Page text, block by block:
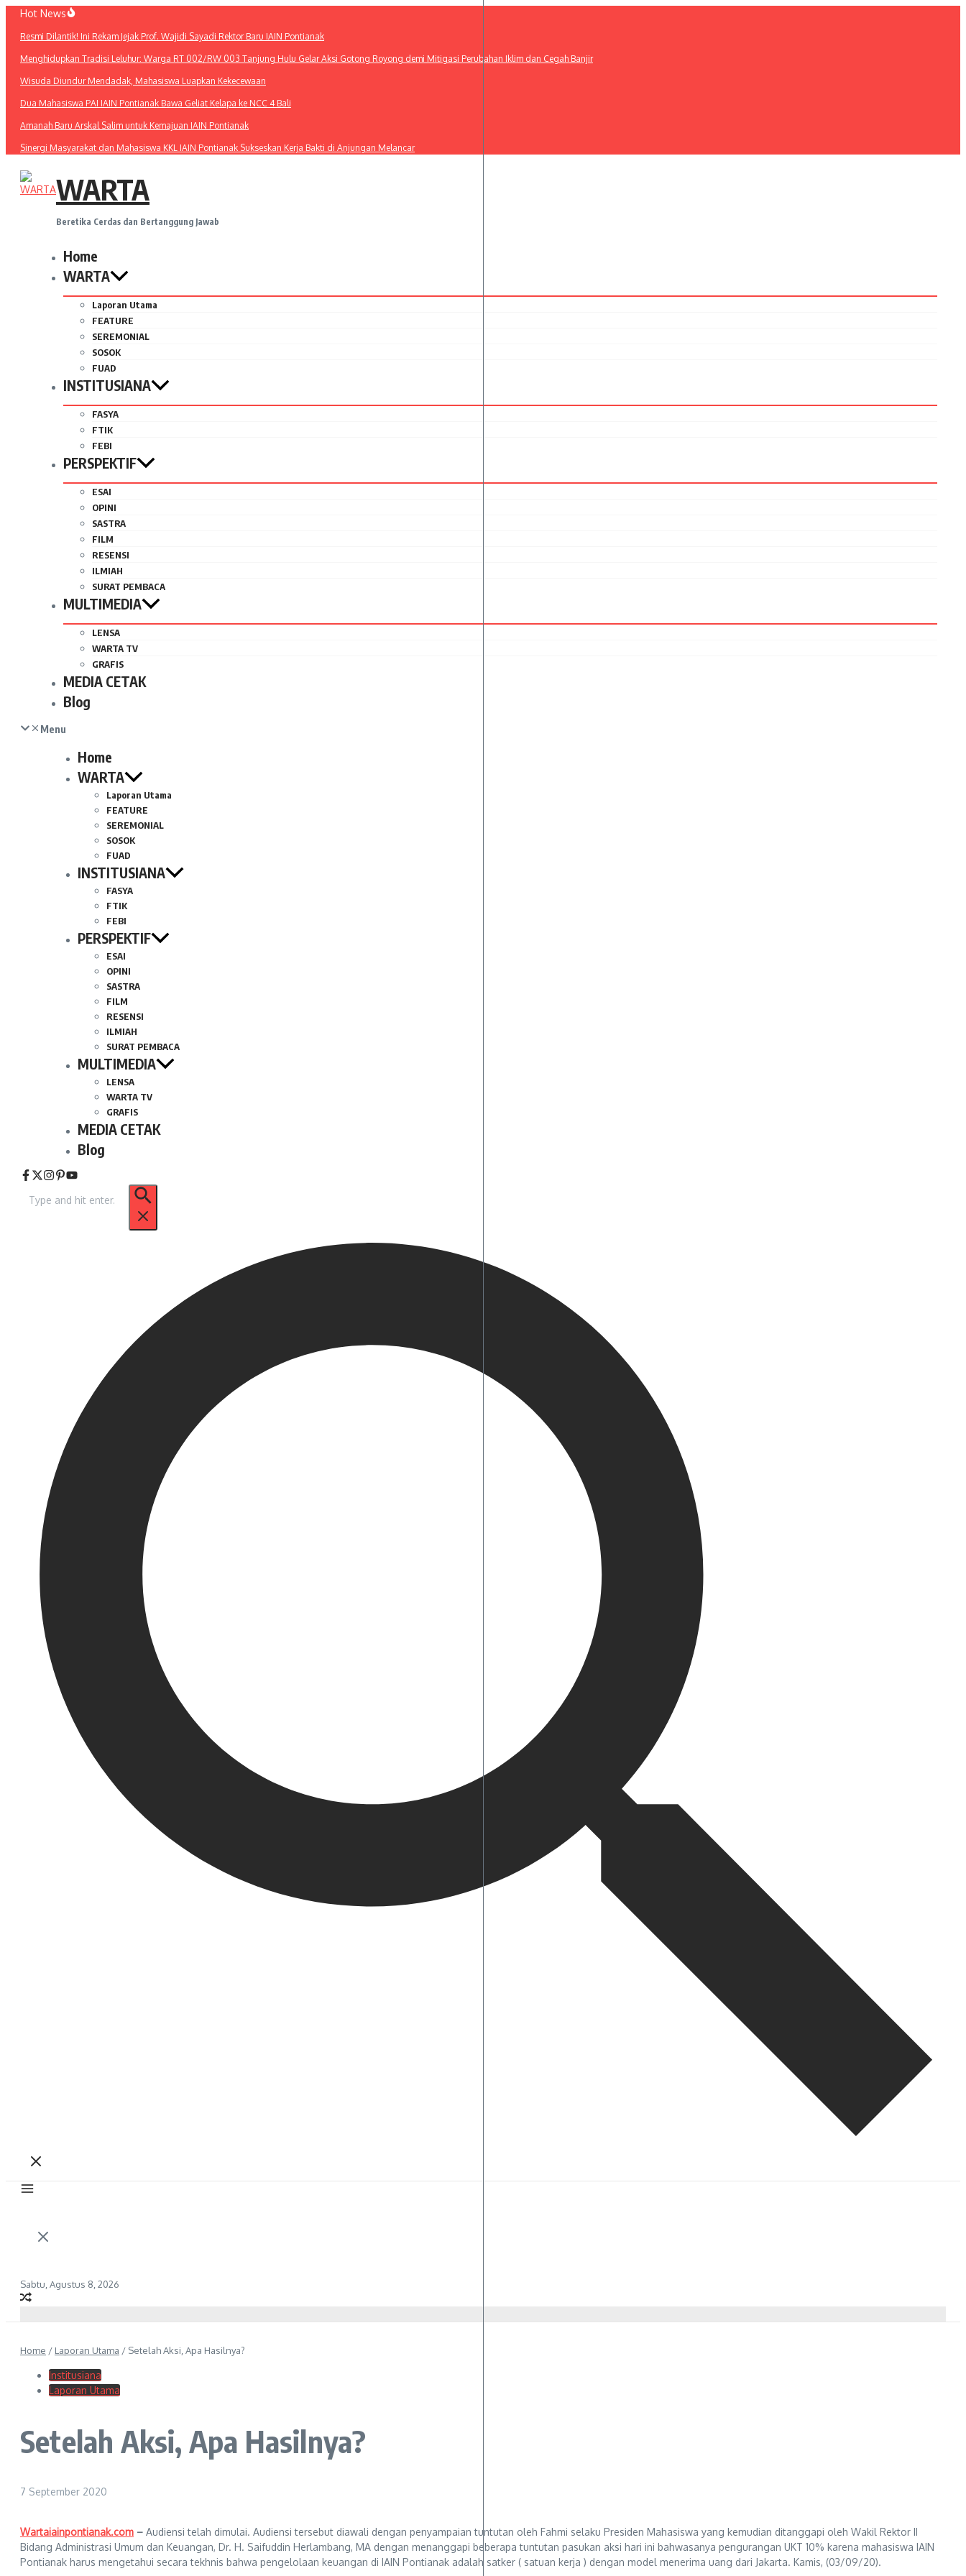
Lewati
konten
Hot News
Resmi Dilantik! Ini Rekam Jejak Prof. Wajidi Sayadi Rektor Baru IAIN Pontianak
Menghidupkan Tradisi Leluhur: Warga RT 002/RW 003 Tanjung Hulu Gelar Aksi Gotong Royong demi Mitigasi Perubahan Iklim dan Cegah Banjir
Wisuda Diundur Mendadak, Mahasiswa Luapkan Kekecewaan
Dua Mahasiswa PAI IAIN Pontianak Bawa Geliat Kelapa ke NCC 4 Bali
Amanah Baru Arskal Salim untuk Kemajuan IAIN Pontianak
Sinergi Masyarakat dan Mahasiswa KKL IAIN Pontianak Sukseskan Kerja Bakti di Anjungan Melancar
WARTA
Beretika Cerdas dan Bertanggung Jawab
Home
WARTA
Laporan Utama
FEATURE
SEREMONIAL
SOSOK
FUAD
INSTITUSIANA
FASYA
FTIK
FEBI
PERSPEKTIF
ESAI
OPINI
SASTRA
FILM
RESENSI
ILMIAH
SURAT PEMBACA
MULTIMEDIA
LENSA
WARTA TV
GRAFIS
MEDIA CETAK
Blog
Menu
Home
WARTA
Laporan Utama
FEATURE
SEREMONIAL
SOSOK
FUAD
INSTITUSIANA
FASYA
FTIK
FEBI
PERSPEKTIF
ESAI
OPINI
SASTRA
FILM
RESENSI
ILMIAH
SURAT PEMBACA
MULTIMEDIA
LENSA
WARTA TV
GRAFIS
MEDIA CETAK
Blog
untuk:
Sabtu, Agustus 8, 2026
Home / Laporan Utama / Setelah Aksi, Apa Hasilnya?
Institusiana
Laporan Utama
Setelah Aksi, Apa Hasilnya?
7 September 2020
Wartaiainpontianak.com – Audiensi telah dimulai. Audiensi tersebut diawali dengan penyampaian tuntutan oleh Fahmi selaku Presiden Mahasiswa yang kemudian ditanggapi oleh Wakil Rektor II
Bidang Administrasi Umum dan Keuangan, Dr. H. Saifuddin Herlambang, MA dengan menanggapi beberapa tuntutan pasukan aksi hari ini bahwasanya pengurangan UKT 10% karena mahasiswa IAIN
Pontianak harus mengetahui secara tekhnis bahwa pengelolaan keuangan di IAIN Pontianak adalah satker ( satuan kerja ) dengan model menerima uang dari Jakarta. Kamis, (03/09/20).